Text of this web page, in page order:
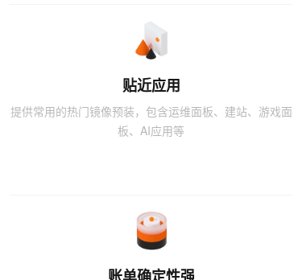
贴近应用
提供常用的热门镜像预装，包含运维面板、建站、游戏面
板、AI应用等